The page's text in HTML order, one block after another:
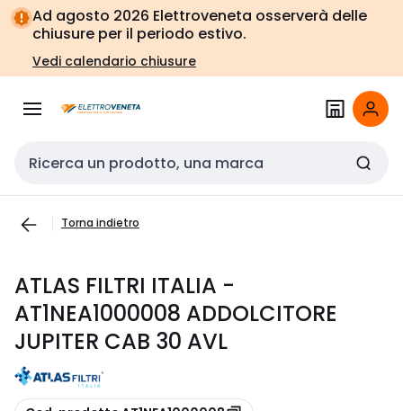
Vai alla
navigazione
Vai
alla
pagina
Ad agosto 2026 Elettroveneta osserverà delle
chiusure per il periodo estivo.
Vedi calendario chiusure
Cerca input
Torna indietro
ATLAS FILTRI ITALIA -
AT1NEA1000008 ADDOLCITORE
JUPITER CAB 30 AVL
copia